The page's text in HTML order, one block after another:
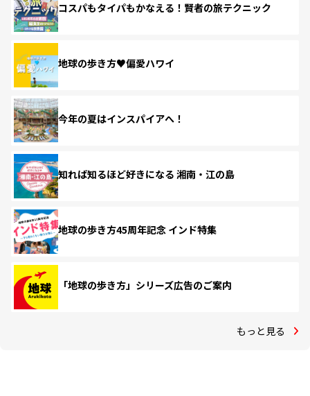
コスパもタイパもかなえる！賢者の旅テクニック
地球の歩き方♥偏愛ハワイ
今年の夏はインスパイアへ！
知れば知るほど好きになる 湘南・江の島
地球の歩き方45周年記念 インド特集
「地球の歩き方」シリーズ広告のご案内
もっと見る